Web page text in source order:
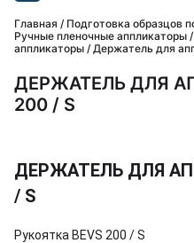
Главная / Подготовка образцов
Ручные пленочные аппликаторы /
аппликаторы / Держатель для
ДЕРЖАТЕЛЬ ДЛЯ
200 / S
ДЕРЖАТЕЛЬ ДЛЯ
/ S
Рукоятка BEVS 200 / S